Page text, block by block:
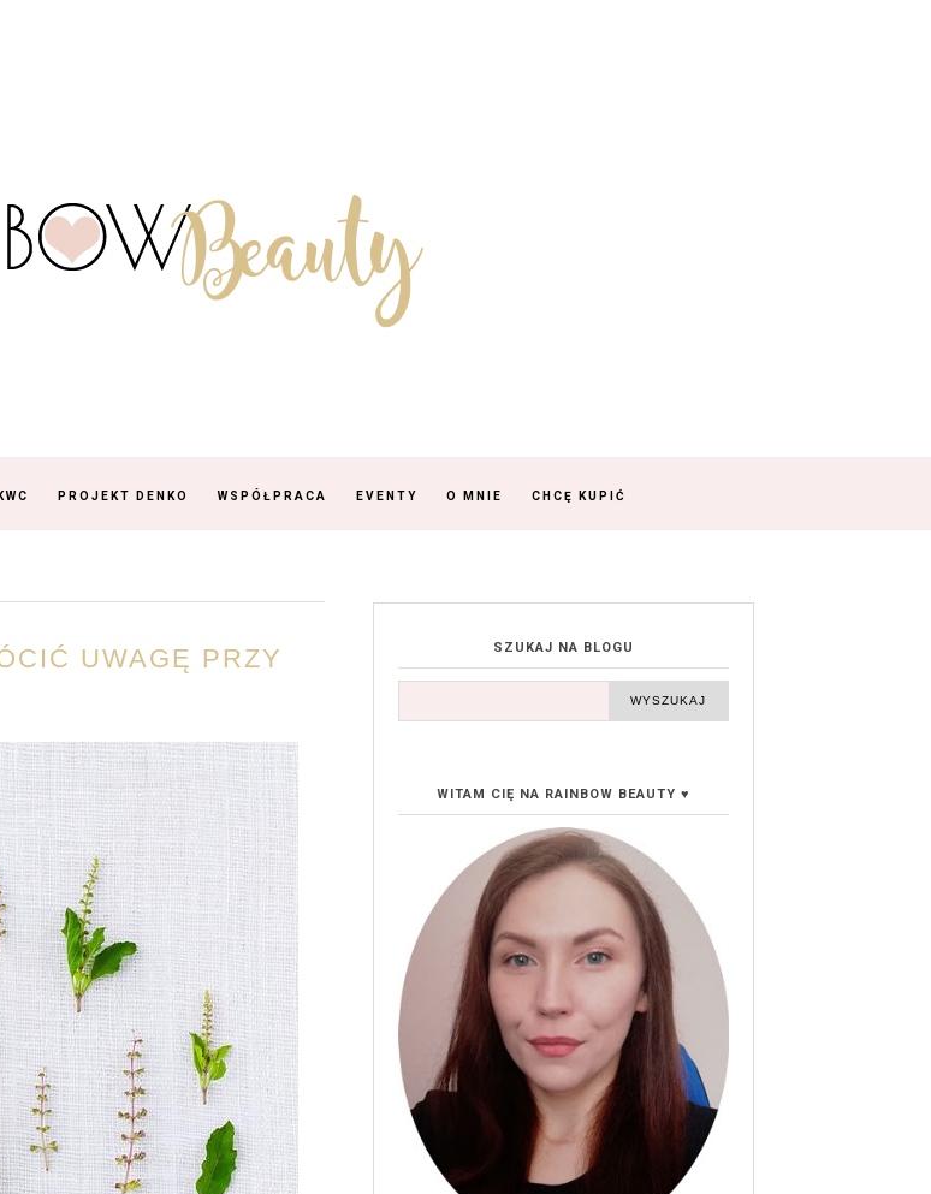
KWC PROJEKT DENKO WSPÓŁPRACA EVENTY O MNIE CHCĘ KUPIĆ
UWAGĘ PRZY
SZUKAJ NA BLOGU
WITAM CIĘ NA RAINBOW BEAUTY ♥